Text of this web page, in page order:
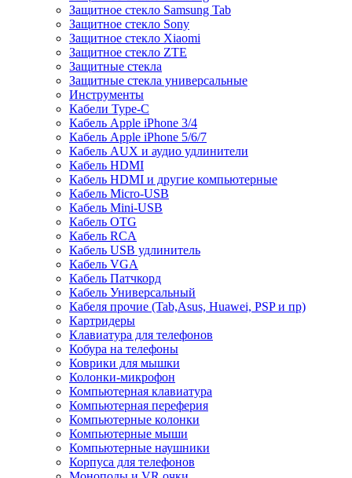
Защитное стекло Samsung Tab
Защитное стекло Sony
Защитное стекло Xiaomi
Защитное стекло ZTE
Защитные стекла
Защитные стекла универсальные
Инструменты
Кабели Type-C
Кабель Apple iPhone 3/4
Кабель Apple iPhone 5/6/7
Кабель AUX и аудио удлинители
Кабель HDMI
Кабель HDMI и другие компьютерные
Кабель Micro-USB
Кабель Mini-USB
Кабель OTG
Кабель RCA
Кабель USB удлинитель
Кабель VGA
Кабель Патчкорд
Кабель Универсальный
Кабеля прочие (Tab,Asus, Huawei, PSP и пр)
Картридеры
Клавиатура для телефонов
Кобура на телефоны
Коврики для мышки
Колонки-микрофон
Компьютерная клавиатура
Компьютерная переферия
Компьютерные колонки
Компьютерные мыши
Компьютерные наушники
Корпуса для телефонов